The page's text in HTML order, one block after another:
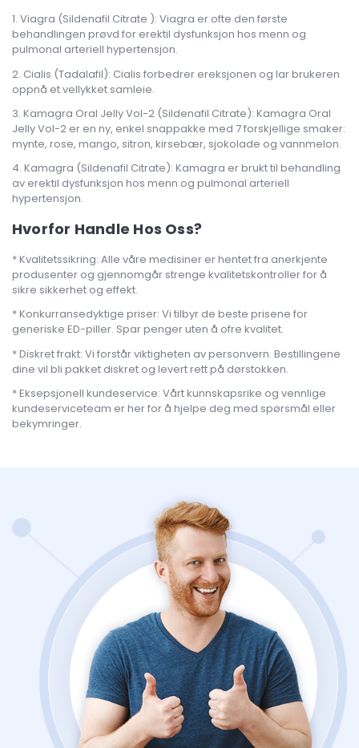
Viagra (Sildenafil Citrate ): Viagra er ofte den første
behandlingen prøvd for erektil dysfunksjon hos menn og
pulmonal arteriell hypertensjon.
Cialis (Tadalafil): Cialis forbedrer ereksjonen og lar brukeren
oppnå et vellykket samleie.
Kamagra Oral Jelly Vol-2 (Sildenafil Citrate): Kamagra Oral
Jelly Vol-2 er en ny, enkel snappakke med 7 forskjellige smaker:
mynte, rose, mango, sitron, kirsebær, sjokolade og vannmelon.
Kamagra (Sildenafil Citrate): Kamagra er brukt til behandling
av erektil dysfunksjon hos menn og pulmonal arteriell
hypertensjon.
Hvorfor Handle Hos Oss?
Kvalitetssikring: Alle våre medisiner er hentet fra anerkjente
produsenter og gjennomgår strenge kvalitetskontroller for å
sikre sikkerhet og effekt.
Konkurransedyktige priser: Vi tilbyr de beste prisene for
generiske ED-piller. Spar penger uten å ofre kvalitet.
Diskret frakt: Vi forstår viktigheten av personvern. Bestillingene
dine vil bli pakket diskret og levert rett på dørstokken.
Eksepsjonell kundeservice: Vårt kunnskapsrike og vennlige
kundeserviceteam er her for å hjelpe deg med spørsmål eller
bekymringer.